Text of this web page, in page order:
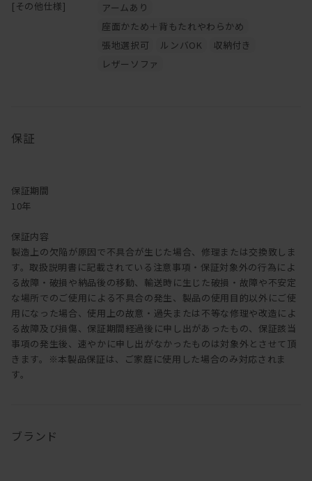
[その他仕様]
アームあり
座面かため＋背もたれやわらかめ
張地選択可
ルンバOK
収納付き
レザーソファ
保証
保証期間
10年
保証内容
製造上の欠陥が原因で不具合が生じた場合、修理または交換致しま
す。取扱説明書に記載されている注意事項・保証対象外の行為によ
る故障・破損や納品後の移動、輸送時に生じた破損・故障や不安定
な場所でのご使用による不具合の発生、製品の使用目的以外にご使
用になった場合、使用上の故意・過失または不等な修理や改造によ
る故障及び損傷、保証期間経過後に申し出があったもの、保証該当
事項の発生後、速やかに申し出がなかったものは対象外とさせて頂
きます。※本製品保証は、ご家庭に使用した場合のみ対応されま
す。
ブランド